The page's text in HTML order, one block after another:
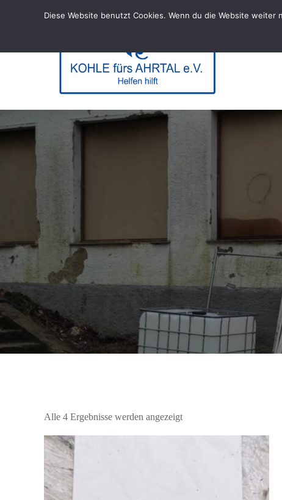
Alle 4 Ergebnisse werden angezeigt
Diese Website benutzt Cookies. Wenn du die Website